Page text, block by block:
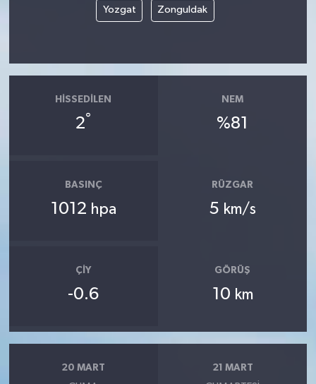
Yozgat Zonguldak
HISSEDILEN
2°
NEM
%81
BASINÇ
1012 hpa
RÜZGAR
5 km/s
ÇIY
-0.6
GÖRÜŞ
10 km
20 MART 21 MART